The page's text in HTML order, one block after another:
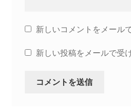
新しいコメントをメール
新しい投稿をメールで受